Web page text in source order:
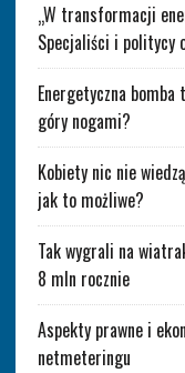
„W transformacji
Specjaliści i politycy
Energetyczna
góry nogami?
Kobiety nic nie
jak to możliwe?
Tak wygrali na
8 mln rocznie
Aspekty prawne i
netmeteringu